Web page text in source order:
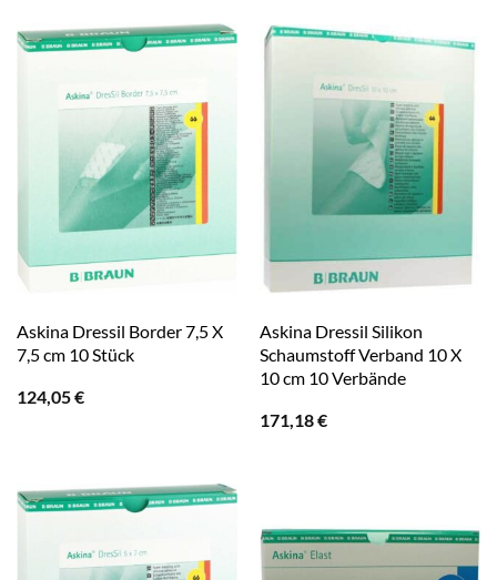
Askina Dressil Border 7,5 X
7,5 cm 10 Stück
124,05€
Askina Dressil Silikon
Schaumstoff Verband 10 X
10 cm 10 Verbände
171,18€